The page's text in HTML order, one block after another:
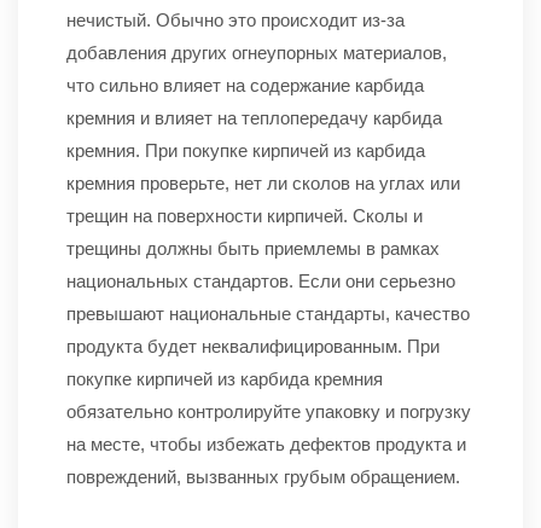
нечистый. Обычно это происходит из-за
добавления других огнеупорных материалов,
что сильно влияет на содержание карбида
кремния и влияет на теплопередачу карбида
кремния. При покупке кирпичей из карбида
кремния проверьте, нет ли сколов на углах или
трещин на поверхности кирпичей. Сколы и
трещины должны быть приемлемы в рамках
национальных стандартов. Если они серьезно
превышают национальные стандарты, качество
продукта будет неквалифицированным. При
покупке кирпичей из карбида кремния
обязательно контролируйте упаковку и погрузку
на месте, чтобы избежать дефектов продукта и
повреждений, вызванных грубым обращением.